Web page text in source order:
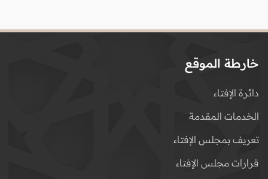
خارطة الموقع
دائرة الإفتاء
الخدمات المقدمة
تعريف بمجلس الإفتاء
قرارات مجلس الإفتاء